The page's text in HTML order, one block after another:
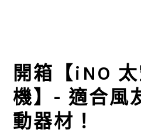
開箱【iNO
機】- 適合風
動器材！